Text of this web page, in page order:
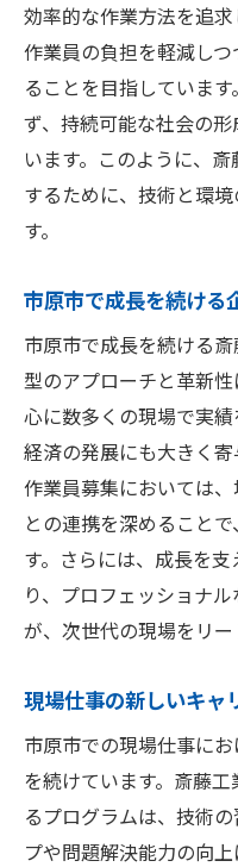
効率的な作業方法を追求
作業員の負担を軽減し
ることを目指していま
ず、持続可能な社会の
います。このように、
するために、技術と環
す。
市原市で成長を続ける
市原市で成長を続ける
型のアプローチと革新
心に数多くの現場で実
経済の発展にも大きく
作業員募集においては
との連携を深めること
す。さらには、成長を
り、プロフェッショナ
が、次世代の現場をリー
現場仕事の新しいキャ
市原市での現場仕事に
を続けています。斎藤
るプログラムは、技術
プや問題解決能力の向